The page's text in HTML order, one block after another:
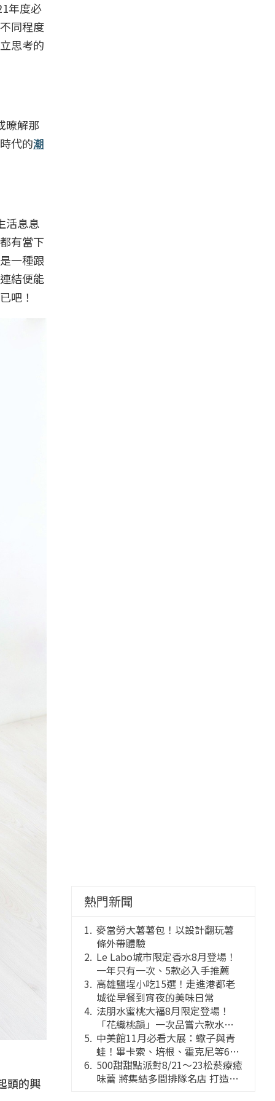
年度必
同程度
思考的
暸解那
代的潮
活息息
有當下
一種跟
結便能
吧！
頭的興
熱門新聞
麥當勞大薯薯包！以設計翻玩薯
條外帶體驗
Le Labo城市限定香水8月登場！
一年只有一次、5款必入手推薦
高雄鹽埕小吃15選！走進港都老
城從早餐到宵夜的美味日常
法朋水蜜桃大福8月限定登場！
「花織桃韻」一次品嘗六款水蜜
桃花果大福
中美館11月必看大展：蠍子與青
蛙！畢卡索、培根、霍克尼等66
件國巨典藏亮相
500甜甜點派對8/21～23松菸療癒
味蕾 將集結多間排隊名店 打造靈